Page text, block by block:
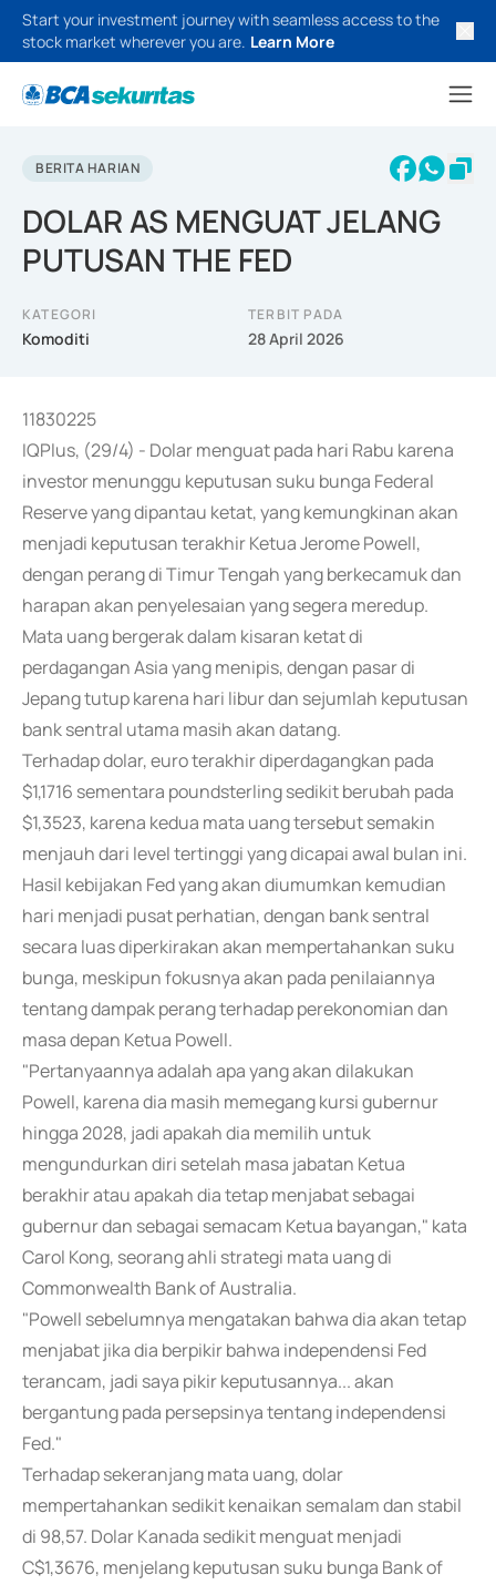
Start your investment journey with seamless access to the
stock market wherever you are. Learn More
BERITA HARIAN
DOLAR AS MENGUAT JELANG
PUTUSAN THE FED
KATEGORI
Komoditi
TERBIT PADA
28 April 2026
11830225
IQPlus, (29/4) - Dolar menguat pada hari Rabu karena
investor menunggu keputusan suku bunga Federal
Reserve yang dipantau ketat, yang kemungkinan akan
menjadi keputusan terakhir Ketua Jerome Powell,
dengan perang di Timur Tengah yang berkecamuk dan
harapan akan penyelesaian yang segera meredup.
Mata uang bergerak dalam kisaran ketat di
perdagangan Asia yang menipis, dengan pasar di
Jepang tutup karena hari libur dan sejumlah keputusan
bank sentral utama masih akan datang.
Terhadap dolar, euro terakhir diperdagangkan pada
$1,1716 sementara poundsterling sedikit berubah pada
$1,3523, karena kedua mata uang tersebut semakin
menjauh dari level tertinggi yang dicapai awal bulan ini.
Hasil kebijakan Fed yang akan diumumkan kemudian
hari menjadi pusat perhatian, dengan bank sentral
secara luas diperkirakan akan mempertahankan suku
bunga, meskipun fokusnya akan pada penilaiannya
tentang dampak perang terhadap perekonomian dan
masa depan Ketua Powell.
"Pertanyaannya adalah apa yang akan dilakukan
Powell, karena dia masih memegang kursi gubernur
hingga 2028, jadi apakah dia memilih untuk
mengundurkan diri setelah masa jabatan Ketua
berakhir atau apakah dia tetap menjabat sebagai
gubernur dan sebagai semacam Ketua bayangan," kata
Carol Kong, seorang ahli strategi mata uang di
Commonwealth Bank of Australia.
"Powell sebelumnya mengatakan bahwa dia akan tetap
menjabat jika dia berpikir bahwa independensi Fed
terancam, jadi saya pikir keputusannya... akan
bergantung pada persepsinya tentang independensi
Fed."
Terhadap sekeranjang mata uang, dolar
mempertahankan sedikit kenaikan semalam dan stabil
di 98,57. Dolar Kanada sedikit menguat menjadi
C$1,3676, menjelang keputusan suku bunga Bank of